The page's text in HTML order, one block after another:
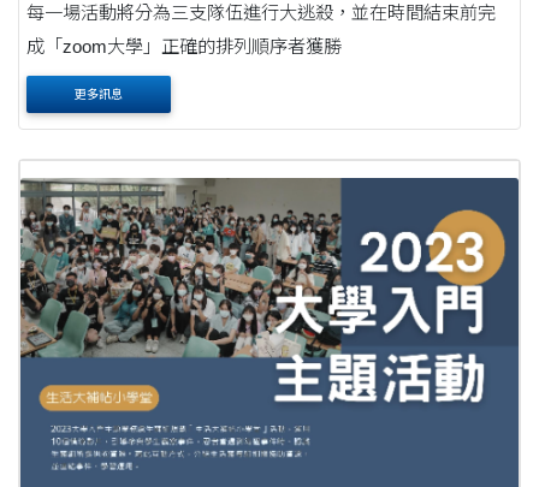
每一場活動將分為三支隊伍進行大逃殺，並在時間結束前完
成「zoom大學」正確的排列順序者獲勝
更多訊息